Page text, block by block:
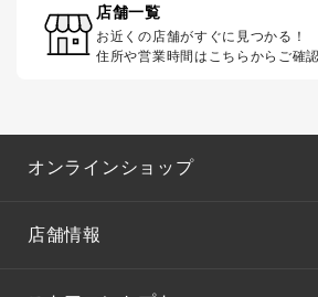
店舗一覧
お近くの店舗がすぐに見つかる！
住所や営業時間はこちらからご確
オンラインショップ
店舗情報